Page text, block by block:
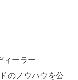
ィーラー
のノウハウを公